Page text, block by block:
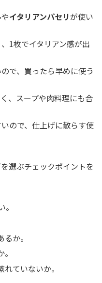
やイタリアンパセリが使い
1枚でイタリアン感が出
で、買ったら早めに使う
、スープや肉料理にも合
ので、仕上げに散らす使
選ぶチェックポイントを
か。
ていないか。